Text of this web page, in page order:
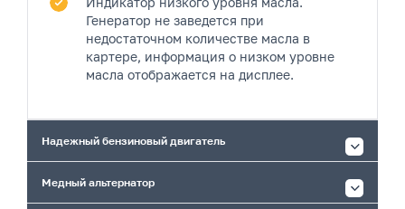
Генератор не заведется при
недостаточном количестве масла в
картере, информация о низком уровне
масла отображается на дисплее.
Надежный бензиновый двигатель
Медный альтернатор